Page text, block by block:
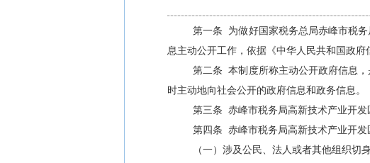
第一条 为做好国家税务总局赤峰市税
息主动公开工作，依据《中华人民共和国政府
第二条
本制度所称主动公开政府信息
时主动地向社会公开的政府信息和政务信息。
第三条 赤峰市税务局高新技术产业开发
第四条 赤峰市税务局高新技术产业开发
（一）涉及公民、法人或者其他组织切